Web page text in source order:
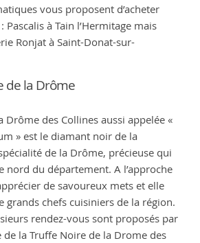
vous proposent d’acheter
à Tain l’Hermitage mais
Ronjat à Saint-Donat-sur-
de la Drôme
Drôme des Collines aussi appelée «
» est le diamant noir de la
de la Drôme, précieuse qui
nord du département. A l’approche
de savoureux mets et elle
grands chefs cuisiniers de la région.
rendez-vous sont proposés par
de la Truffe Noire de la Drome des